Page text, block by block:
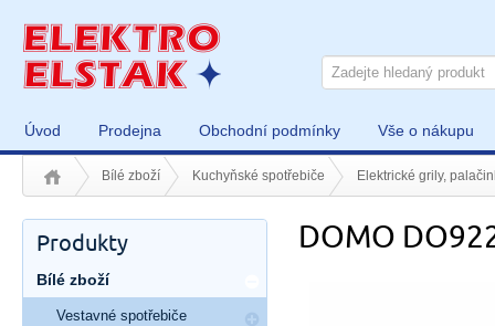
Úvod Prodejna Obchodní podmínky Vše o nákupu
Bílé zboží Kuchyňské spotřebiče Elektrické grily,
DOMO
Produkty
Bílé zboží
Vestavné spotřebiče